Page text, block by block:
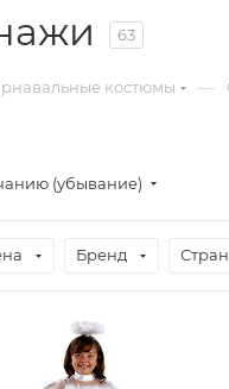
63
костюмы —
(убывание)
Бренд